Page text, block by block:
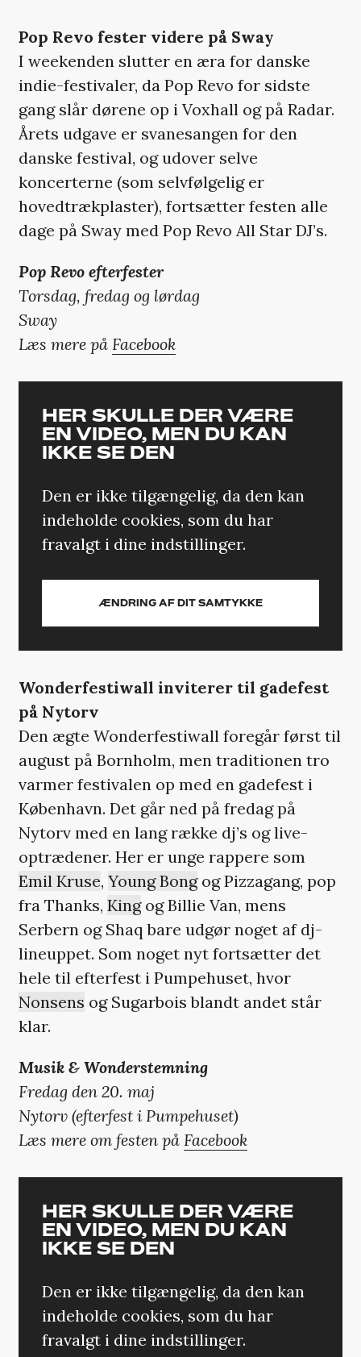
Pop Revo fester videre på Sway
I weekenden slutter en æra for danske
indie-festivaler, da Pop Revo for sidste
gang slår dørene op i Voxhall og på Radar.
Årets udgave er svanesangen for den
danske festival, og udover selve
koncerterne (som selvfølgelig er
hovedtrækplaster), fortsætter festen alle
dage på Sway med Pop Revo All Star DJ’s.
Pop Revo efterfester
Torsdag, fredag og lørdag
Sway
Læs mere på Facebook
HER SKULLE DER VÆRE
EN VIDEO, MEN DU KAN
IKKE SE DEN
Den er ikke tilgængelig, da den kan
indeholde cookies, som du har
fravalgt i dine indstillinger.
ÆNDRING AF DIT SAMTYKKE
Wonderfestiwall inviterer til gadefest
på Nytorv
Den ægte Wonderfestiwall foregår først til
august på Bornholm, men traditionen tro
varmer festivalen op med en gadefest i
København. Det går ned på fredag på
Nytorv med en lang række dj’s og live-
optrædener. Her er unge rappere som
Emil Kruse, Young Bongog Pizzagang, pop
fra Thanks, Kingog Billie Van, mens
Serbern og Shaq bare udgør noget af dj-
lineuppet. Som noget nyt fortsætter det
hele til efterfest i Pumpehuset, hvor
Nonsens og Sugarbois blandt andet står
klar.
Musik & Wonderstemning
Fredag den 20. maj
Nytorv (efterfest i Pumpehuset)
Læs mere om festen på Facebook
HER SKULLE DER VÆRE
EN VIDEO, MEN DU KAN
IKKE SE DEN
Den er ikke tilgængelig, da den kan
indeholde cookies, som du har
fravalgt i dine indstillinger.